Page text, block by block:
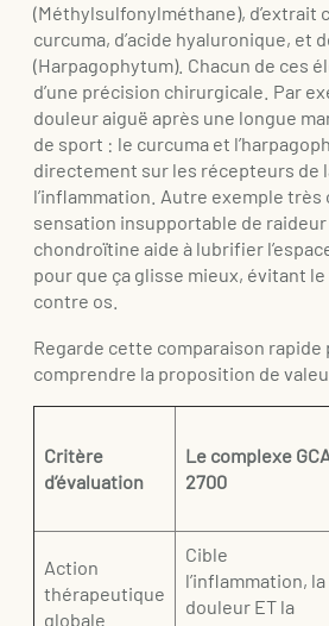
(Méthylsulfonylméthane), d’extrait
curcuma, d’acide hyaluronique, et
(Harpagophytum). Chacun de ces
d’une précision chirurgicale. Par
douleur aiguë après une longue
de sport : le curcuma et
directement sur les récepteurs de
l’inflammation. Autre exemple très
sensation insupportable de
chondroïtine aide à lubrifier
pour que ça glisse mieux, évitant
contre os.
Regarde cette comparaison rapide
comprendre la proposition de
Critère
d’évaluation
Le complexe
2700
Action
thérapeutique
globale
Cible
l’inflammation, la
douleur ET la